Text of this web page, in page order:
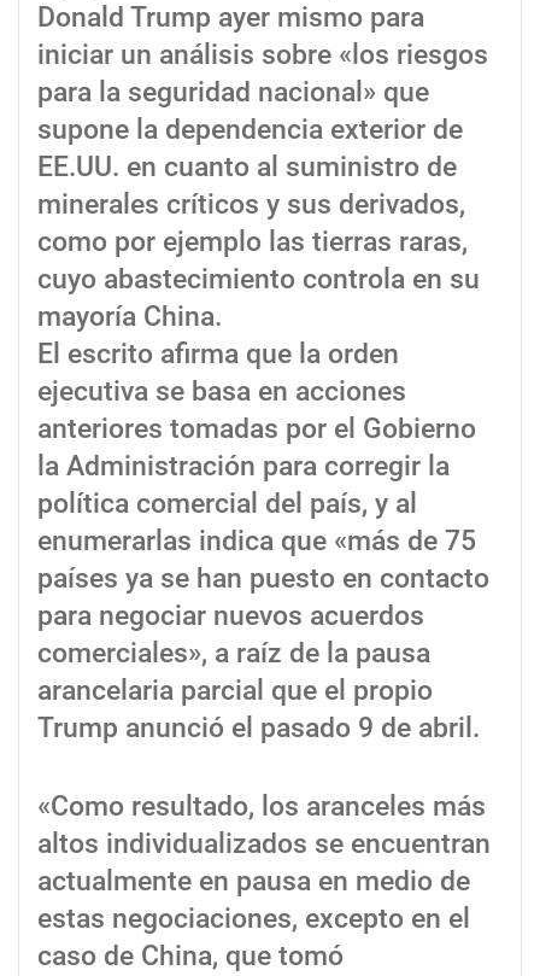
Donald Trump ayer mismo para
iniciar un análisis sobre «los riesgos
para la seguridad nacional» que
supone la dependencia exterior de
EE.UU. en cuanto al suministro de
minerales críticos y sus derivados,
como por ejemplo las tierras raras,
cuyo abastecimiento controla en su
mayoría China.
El escrito afirma que la orden
ejecutiva se basa en acciones
anteriores tomadas por el Gobierno
la Administración para corregir la
política comercial del país, y al
enumerarlas indica que «más de 75
países ya se han puesto en contacto
para negociar nuevos acuerdos
comerciales», a raíz de la pausa
arancelaria parcial que el propio
Trump anunció el pasado 9 de abril.
«Como resultado, los aranceles más
altos individualizados se encuentran
actualmente en pausa en medio de
estas negociaciones, excepto en el
caso de China, que tomó